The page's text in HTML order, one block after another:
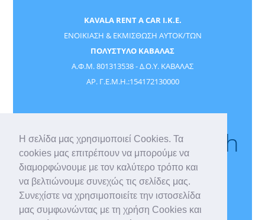
Η σελίδα μας χρησιμοποιεί Cookies. Τα
cookies μας επιτρέπουν να μπορούμε να
διαμορφώνουμε με τον καλύτερο τρόπο και
να βελτιώνουμε συνεχώς τις σελίδες μας.
Συνεχίστε να χρησιμοποιείτε την ιστοσελίδα
μας συμφωνώντας με τη χρήση Cookies και
KAVALA RENT A CAR I.K.E.
ΕΝΟΙΚΙΑΣΗ & ΕΚΜΙΣΘΩΣΗ ΑΥΤΟΚ/ΤΩΝ
ΠΟΛΥΣΤΥΛΟ ΚΑΒΑΛΑΣ
Α.Φ.Μ. 801313538 - Δ.Ο.Υ. ΚΑΒΑΛΑΣ
ΑΡ. Γ.Ε.Μ.Η.:154172130000
DACIA SANTERO Αεριο 1.0 100HP 2021
Stay connected with
us